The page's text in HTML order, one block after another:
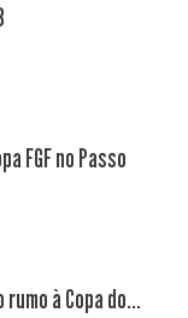
FGF no Passo
à Copa do...